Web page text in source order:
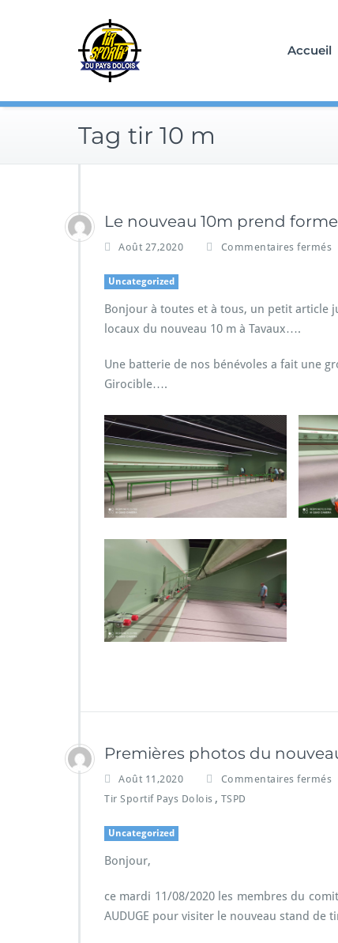
Accueil
Tag tir 10 m
Le nouveau 10m prend
Août 27,2020 Commentaires fermés
Uncategorized
Bonjour à toutes et à tous, un petit article
locaux du nouveau 10 m à Tavaux….
Une batterie de nos bénévoles a fait une
Girocible….
Premières photos du
Août 11,2020 Commentaires fermés
Tir Sportif Pays Dolois , TSPD
Uncategorized
Bonjour,
ce mardi 11/08/2020 les membres du
AUDUGE pour visiter le nouveau stand de